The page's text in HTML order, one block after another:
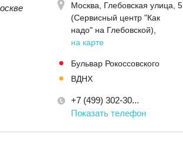
Москва, Глебовская улица, 5
(Сервисный центр "Как
надо" на Глебовской)
на карте
Бульвар Рокоссовского
ВДНХ
+7 (499) 302-30...
Показать телефон